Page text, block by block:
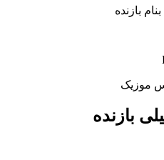
موزیک
بازنده